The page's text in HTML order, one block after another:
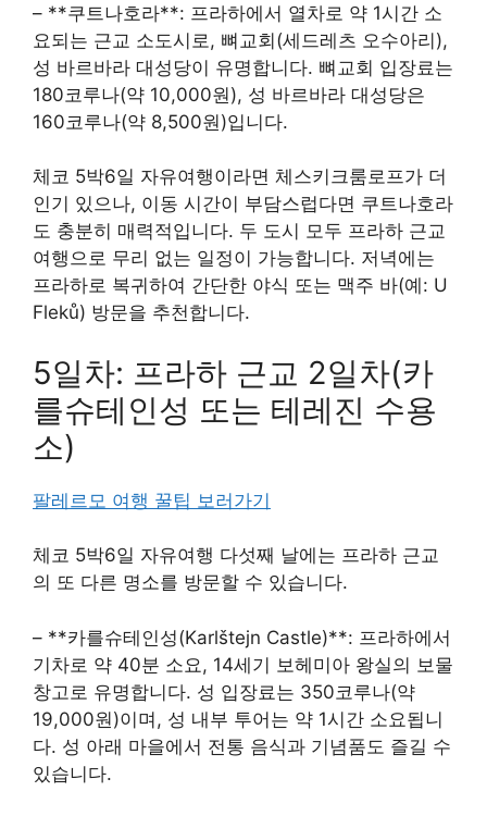
– **쿠트나호라**: 프라하에서 열차로 약 1시간 소
요되는 근교 소도시로, 뼈교회(세드레츠 오수아리),
성 바르바라 대성당이 유명합니다. 뼈교회 입장료는
180코루나(약 10,000원), 성 바르바라 대성당은
160코루나(약 8,500원)입니다.
체코 5박6일 자유여행이라면 체스키크룸로프가 더
인기 있으나, 이동 시간이 부담스럽다면 쿠트나호라
도 충분히 매력적입니다. 두 도시 모두 프라하 근교
여행으로 무리 없는 일정이 가능합니다. 저녁에는
프라하로 복귀하여 간단한 야식 또는 맥주 바(예: U
Fleků) 방문을 추천합니다.
5일차: 프라하 근교 2일차(카
를슈테인성 또는 테레진 수용
소)
팔레르모 여행 꿀팁 보러가기
체코 5박6일 자유여행 다섯째 날에는 프라하 근교
의 또 다른 명소를 방문할 수 있습니다.
– **카를슈테인성(Karlštejn Castle)**: 프라하에서
기차로 약 40분 소요, 14세기 보헤미아 왕실의 보물
창고로 유명합니다. 성 입장료는 350코루나(약
19,000원)이며, 성 내부 투어는 약 1시간 소요됩니
다. 성 아래 마을에서 전통 음식과 기념품도 즐길 수
있습니다.